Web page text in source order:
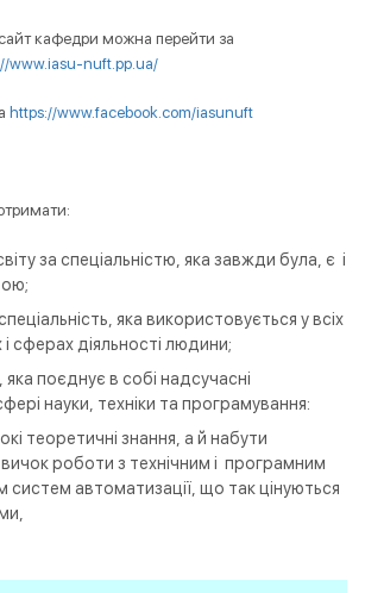
кафедри можна перейти за
www.iasu-nuft.pp.ua/
https://www.facebook.com/iasunuft
за спеціальністю, яка завжди була, є і
яка використовується у всіх
сферах діяльності людини;
яка поєднує в собі надсучасні
науки, техніки та програмування:
теоретичні знання, а й набути
роботи з технічним і програмним
систем автоматизації, що так цінуються